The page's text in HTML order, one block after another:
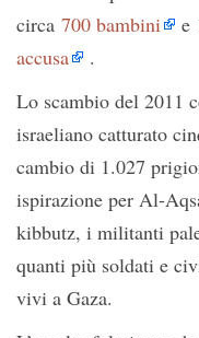
circa 700 bambini e
accusa
.
Lo scambio del 2011
israeliano catturato
cambio di 1.027
ispirazione per Al-
kibbutz, i militanti
quanti più soldati e
vivi a Gaza.